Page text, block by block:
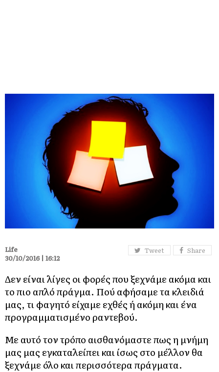
Tweet Share
Life
30/10/2016 | 16:12
Δεν είναι λίγες οι φορές που ξεχνάμε ακόμα και
το πιο απλό πράγμα. Πού αφήσαμε τα κλειδιά
μας, τι φαγητό είχαμε εχθές ή ακόμη και ένα
προγραμματισμένο ραντεβού.
Με αυτό τον τρόπο αισθανόμαστε πως η μνήμη
μας μας εγκαταλείπει και ίσως στο μέλλον θα
ξεχνάμε όλο και περισσότερα πράγματα.